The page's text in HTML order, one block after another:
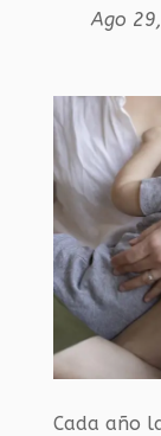
Ago
Cada año